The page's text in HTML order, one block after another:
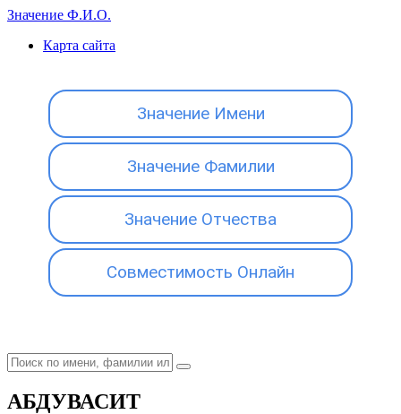
Значение Ф.И.О.
Карта сайта
Значение Имени
Значение Фамилии
Значение Отчества
Совместимость Онлайн
АБДУВАСИТ